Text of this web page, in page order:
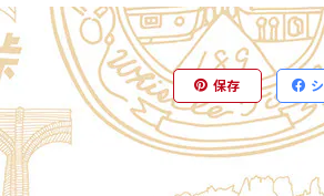
保存